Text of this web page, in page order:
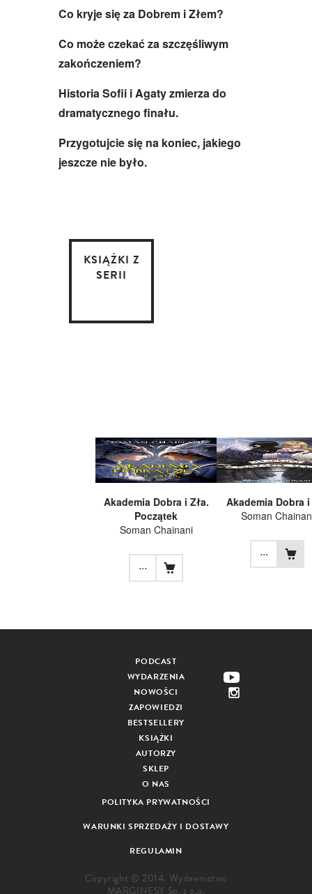
Co kryje się za Dobrem i Złem?
Co może czekać za szczęśliwym
zakończeniem?
Historia Sofii i Agaty zmierza do
dramatycznego finału.
Przygotujcie się na koniec, jakiego
jeszcze nie było.
KSIĄŻKI Z
SERII
Akademia Dobra i Zła.
Początek
Soman Chainani
...
Akademia Dobra i
Soman
...
PODCAST
WYDARZENIA
NOWOŚCI
ZAPOWIEDZI
BESTSELLERY
KSIĄŻKI
AUTORZY
SKLEP
O NAS
POLITYKA PRYWATNOŚCI
WARUNKI SPRZEDAŻY I DOSTAWY
REGULAMIN
Copyright © 2014. Wydawnictwo